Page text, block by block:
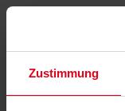
Zustimmung